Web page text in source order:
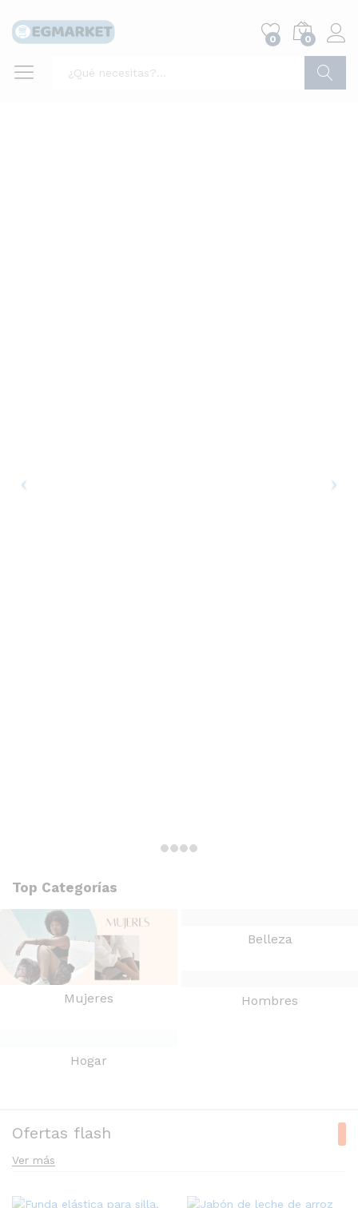
0 0
Top Categorías
Mujeres
Hogar
Belleza
Hombres
Ofertas flash
Ver más